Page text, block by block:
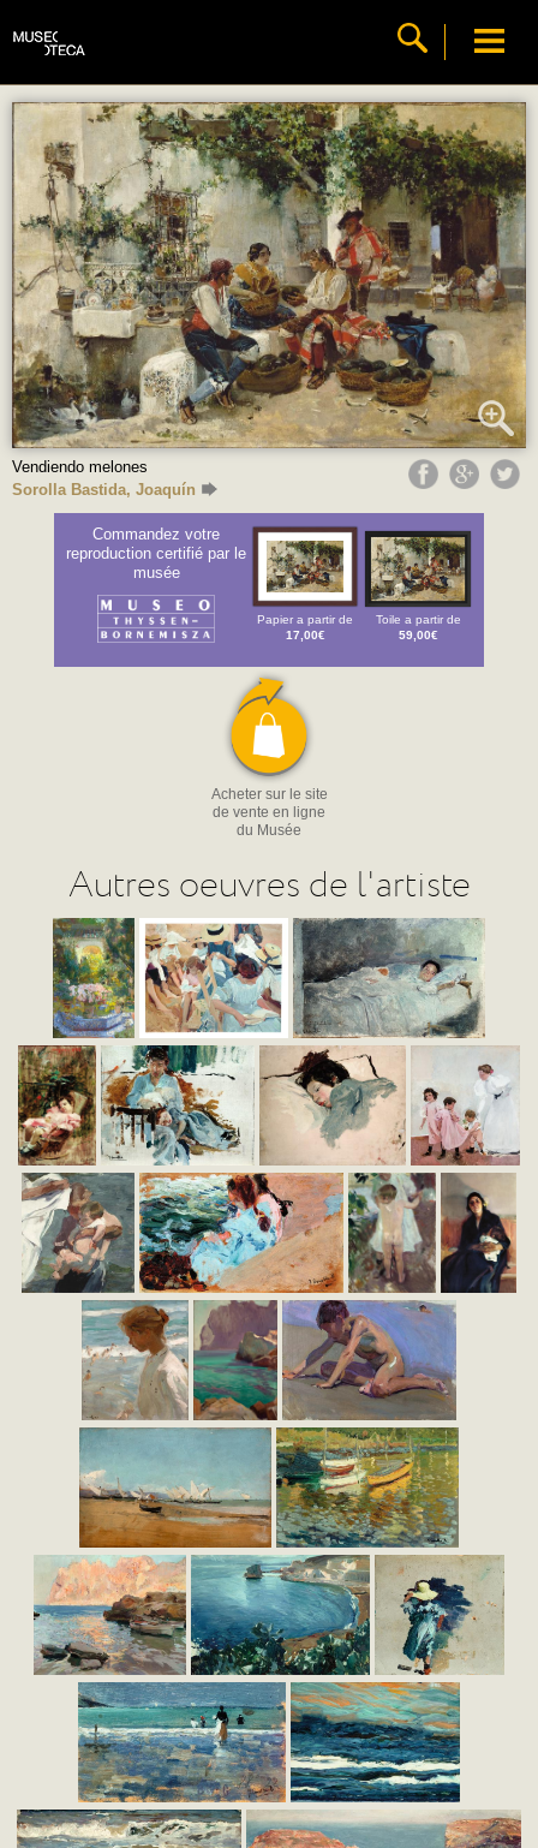
Vendiendo melones
Sorolla Bastida, Joaquín
Commandez votre
reproduction certifié par le
musée
Papier a partir de
17,00€
Toile a partir de
59,00€
Acheter sur le site
de vente en ligne
du Musée
Autres oeuvres de l'artiste